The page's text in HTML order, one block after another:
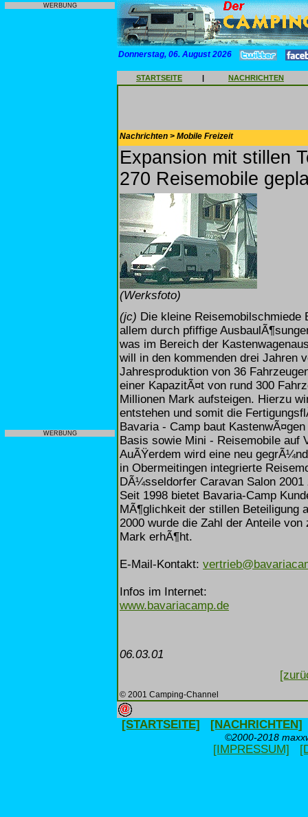
WERBUNG
WERBUNG
Donnerstag, 06. August 2026
STARTSEITE | NACHRICHTEN
Nachrichten > Mobile Freizeit
Expansion mit stillen
270 Reisemobile
(Werksfoto)
(jc) Die kleine Reisemobilschmiede
allem durch pfiffige
was im Bereich der
will in den kommenden drei Jahren
Jahresproduktion von 36
einer KapazitÃ¤t von rund 300
Millionen Mark aufsteigen. Hierzu
entstehen und somit die
Bavaria - Camp baut
Basis sowie Mini - Reisemobile auf
AuÃŸerdem wird eine neu
in Obermeitingen integrierte
DÃ¼sseldorfer Caravan Salon 2001
Seit 1998 bietet Bavaria-Camp
MÃ¶glichkeit der stillen Beteiligung
2000 wurde die Zahl der Anteile
Mark erhÃ¶ht.
E-Mail-Kontakt:
Infos im Internet:
www.bavariacamp.de
06.03.01
© 2001 Camping-Channel
[STARTSEITE] [NACHRICHTEN]
©2000-2018
[IMPRESSUM]